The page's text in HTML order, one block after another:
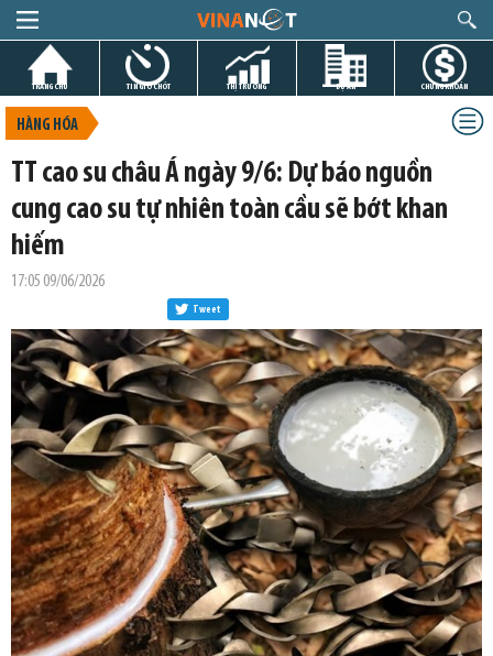
TRANG CHỦ TIN GIỜ CHÓT THỊ TRƯỜNG DỰ ÁN CHỨNG KHOÁN
HÀNG HÓA
TT cao su châu Á ngày 9/6: Dự báo nguồn
cung cao su tự nhiên toàn cầu sẽ bớt khan
hiếm
17:05 09/06/2026
Tweet